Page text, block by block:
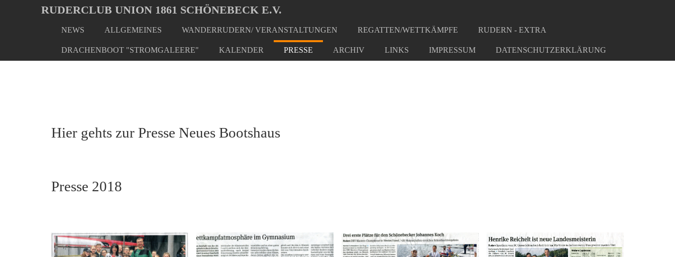
Oops, an error occurred! Code: 20260807030749f7bb70ea
main
RUDERCLUB UNION 1861 SCHÖNEBECK E.V.
NEWS ALLGEMEINES WANDERRUDERN/ VERANSTALTUNGEN REGATTEN/WETTKÄMPFE RUDERN - EXTRA
DRACHENBOOT "STROMGALEERE" KALENDER PRESSE ARCHIV LINKS IMPRESSUM DATENSCHUTZERKLÄRUNG
here:
Hier gehts zur Presse Neues Bootshaus
Presse 2018